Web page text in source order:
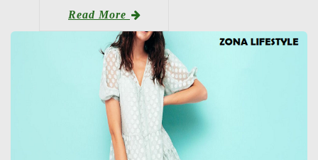
Read More